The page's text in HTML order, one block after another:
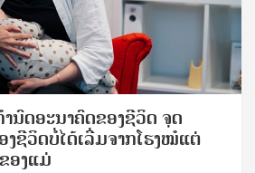
ນົດອະນາຄົດຂອງຊີວິດ ຈຸດ
ຊີວິດບໍ່ໄດ້ເລີ່ມຈາກໂຮງໝໍແຕ່
ອງແມ່